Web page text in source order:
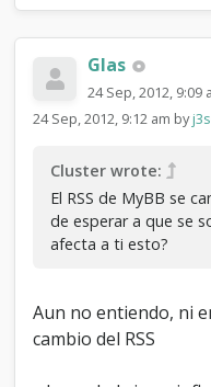
Glas
24 Sep, 2012, 9:09
24 Sep, 2012, 9:12 am by
Cluster wrote:
El RSS de MyBB se
de esperar a que se
afecta a ti esto?
Aun no entiendo, ni
cambio del RSS